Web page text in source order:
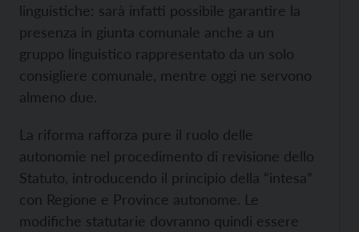
linguistiche: sarà infatti possibile garantire la
presenza in giunta comunale anche a un
gruppo linguistico rappresentato da un solo
consigliere comunale, mentre oggi ne servono
almeno due.
La riforma rafforza pure il ruolo delle
autonomie nel procedimento di revisione dello
Statuto, introducendo il principio della “intesa”
con Regione e Province autonome. Le
modifiche statutarie dovranno quindi essere